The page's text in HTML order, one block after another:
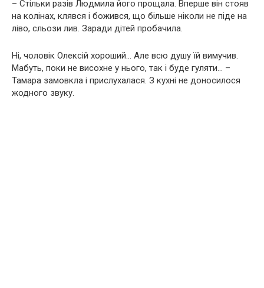
– Стільки разів Людмила його прощала. Вперше він стояв
на колінах, клявся і божився, що більше ніколи не піде на
ліво, сльози лив. Заради дітей пробачила.
Ні, чоловік Олексій хороший… Але всю душу їй вимучив.
Мабуть, поки не висохне у нього, так і буде гуляти… –
Тамара замовкла і прислухалася. З кухні не доносилося
жодного звуку.